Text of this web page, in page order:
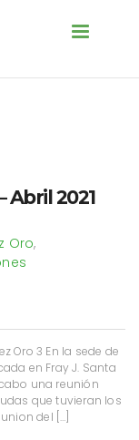
Toggle
Abril 2021
Oro,
Oro 3 En la sede de
en Fray J. Santa
una reunión
que tuvieran los
del […]